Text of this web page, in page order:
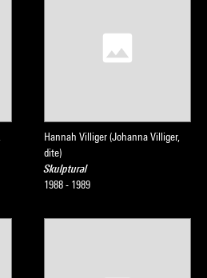
Hannah Villiger (Johanna Villiger,
dite)
Skulptural
1988 - 1989